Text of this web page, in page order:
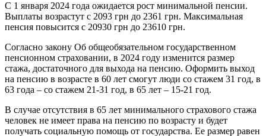
С 1 января 2024 года ожидается рост минимальной пенсии.
Выплаты возрастут с 2093 грн до 2361 грн. Максимальная
пенсия повысится с 20930 грн до 23610 грн.
Согласно закону Об общеобязательном государственном
пенсионном страховании, в 2024 году изменится размер
стажа, достаточного для выхода на пенсию. Оформить выход
на пенсию в возрасте в 60 лет смогут люди со стажем 31 год, в
63 года – со стажем 21-31 год, в 65 лет – 15-21 год.
В случае отсутствия в 65 лет минимального страхового стажа
человек не имеет права на пенсию по возрасту и будет
получать социальную помощь от государства. Ее размер равен